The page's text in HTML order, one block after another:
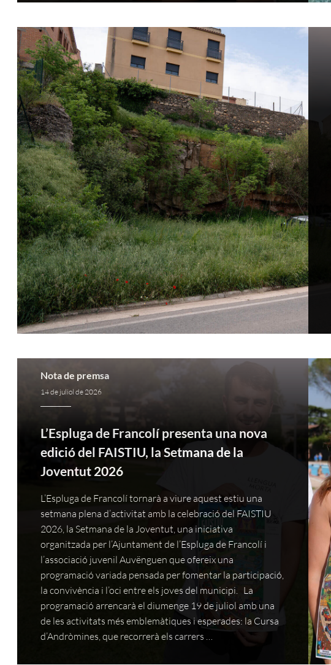
Nota de premsa
14 de juliol de 2026
L’Espluga de Francolí presenta una nova
edició del FAISTIU, la Setmana de la
Joventut 2026
L’Espluga de Francolí tornarà a viure aquest estiu una
setmana plena d’activitat amb la celebració del FAISTIU
2026, la Setmana de la Joventut, una iniciativa
organitzada per l’Ajuntament de l’Espluga de Francolí i
l’associació juvenil Auvënguen que ofereix una
programació variada pensada per fomentar la participació,
la convivència i l’oci entre els joves del municipi. La
programació arrencarà el diumenge 19 de juliol amb una
de les activitats més emblemàtiques i esperades: la Cursa
d’Andròmines, que recorrerà els carrers …